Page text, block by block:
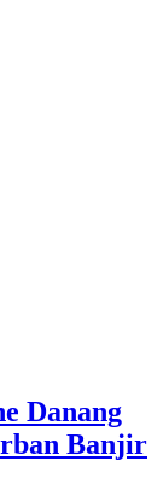
Danang
Banjir